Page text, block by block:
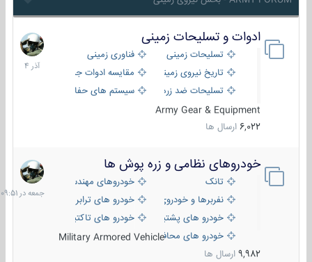
ادوات و تسلیحات زمینی
تسلیحات زمینی
فناوری زمینی
تاریخ نیروی زمینی
مقایسه ادوات جنگی
تسلیحات ضد زره
سیستم های حفاظت فعال
Army Gear & Equipment
6,022 ارسال ها
21
آذر
1404
خودروهای نظامی و زره پوش ها
تانک
خودروهای مهندسی
نفربرها و خودروی های رزمی پیاده نظام
خودرو های ترابری نظامی
خودرو های پشتیبانی آتش ، شناسایی و ضد تانک
خودرو های تاکتیکی نظامی
خودرو های محافظت شدهMilitary Armored Vehicle
9,982 ارسال ها
جمعه
در
09:51